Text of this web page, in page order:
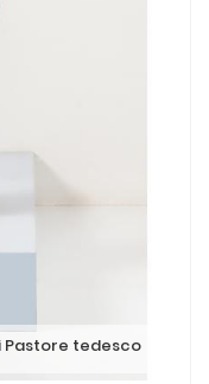
Pastore tedesco